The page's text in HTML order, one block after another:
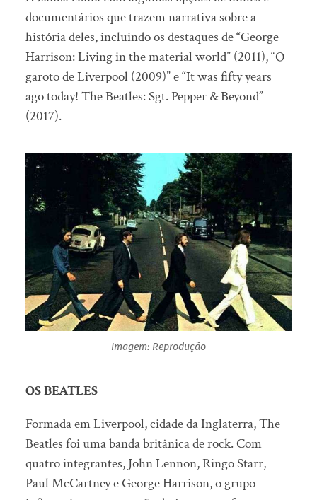
documentários que trazem narrativa sobre a
história deles, incluindo os destaques de “George
Harrison: Living in the material world” (2011), “O
garoto de Liverpool (2009)” e “It was fifty years
ago today! The Beatles: Sgt. Pepper & Beyond”
(2017).
Imagem: Reprodução
OS BEATLES
Formada em Liverpool, cidade da Inglaterra, The
Beatles foi uma banda britânica de rock. Com
quatro integrantes, John Lennon, Ringo Starr,
Paul McCartney e George Harrison, o grupo